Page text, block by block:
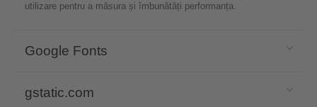
utilizare pentru a măsura și îmbunătăți performanța.
Google Fonts
gstatic.com